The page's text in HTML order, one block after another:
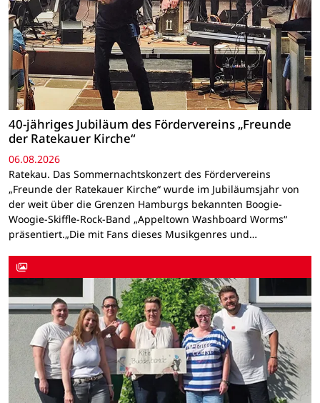
40-jähriges Jubiläum des Fördervereins „Freunde
der Ratekauer Kirche“
06.08.2026
Ratekau. Das Sommernachtskonzert des Fördervereins
„Freunde der Ratekauer Kirche“ wurde im Jubiläumsjahr von
der weit über die Grenzen Hamburgs bekannten Boogie-
Woogie-Skiffle-Rock-Band „Appeltown Washboard Worms“
präsentiert.„Die mit Fans dieses Musikgenres und…